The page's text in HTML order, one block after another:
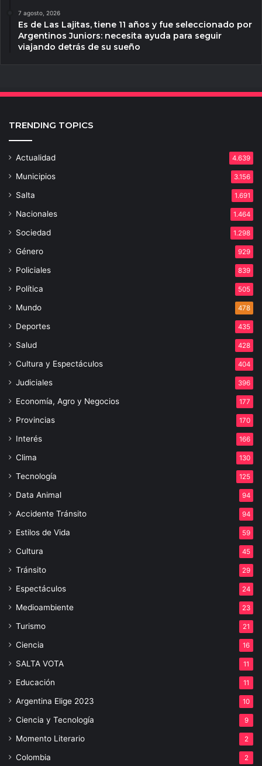
7 agosto, 2026
Es de Las Lajitas, tiene 11 años y fue seleccionado por
Argentinos Juniors: necesita ayuda para seguir
viajando detrás de su sueño
TRENDING TOPICS
Actualidad 4.639
Municipios 3.156
Salta 1.691
Nacionales 1.464
Sociedad 1.298
Género 929
Policiales 839
Política 505
Mundo 478
Deportes 435
Salud 428
Cultura y Espectáculos 404
Judiciales 396
Economía, Agro y Negocios 177
Provincias 170
Interés 166
Clima 130
Tecnología 125
Data Animal 94
Accidente Tránsito 94
Estilos de Vida 59
Cultura 45
Tránsito 29
Espectáculos 24
Medioambiente 23
Turismo 21
Ciencia 16
SALTA VOTA 11
Educación 11
Argentina Elige 2023 10
Ciencia y Tecnología 9
Momento Literario 2
Colombia 2